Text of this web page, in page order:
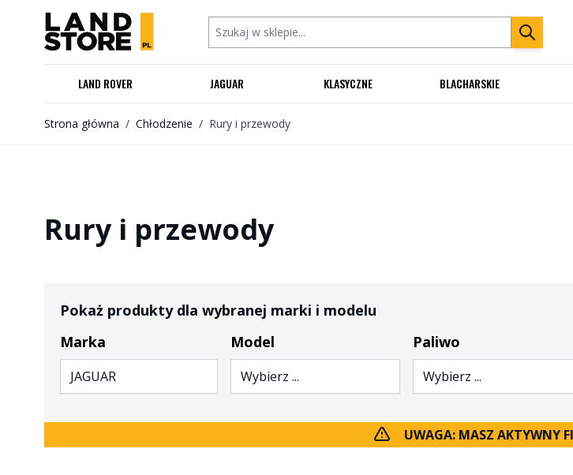
Przejdź do treści
Szukaj w sklepie...
LAND ROVER JAGUAR KLASYCZNE BLACHARSKIE
Strona główna / Chłodzenie / Rury i przewody
Rury i przewody
Pokaż produkty dla wybranej marki i modelu
Marka
JAGUAR
Model
Wybierz ...
Paliwo
Wybierz ...
UWAGA: MASZ AKTYWNY